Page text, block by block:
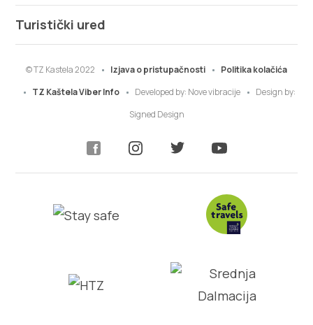
Turistički ured
© TZ Kastela 2022 Izjava o pristupačnosti
Politika kolačića
TZ Kaštela Viber Info
Developed by: Nove vibracije
Design by:
Signed Design